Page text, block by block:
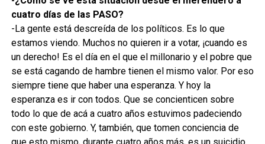
cuatro días de las PASO?
-La gente está descreída de los políticos. Es lo que
estamos viendo. Muchos no quieren ir a votar, ¡cuando es
un derecho! Es el día en el que el millonario y el pobre que
se está cagando de hambre tienen el mismo valor. Por eso
siempre tiene que haber una esperanza. Y hoy la
esperanza es ir con todos. Que se concienticen sobre
todo lo que de acá a cuatro años estuvimos padeciendo
con este gobierno. Y, también, que tomen conciencia de